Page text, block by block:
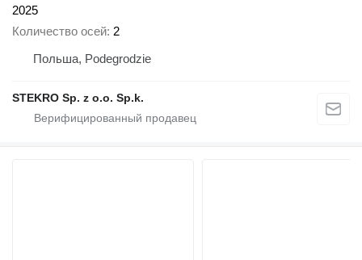
2025
Количество осей 2
Польша, Podegrodzie
STEKRO Sp. z o.o. Sp.k.